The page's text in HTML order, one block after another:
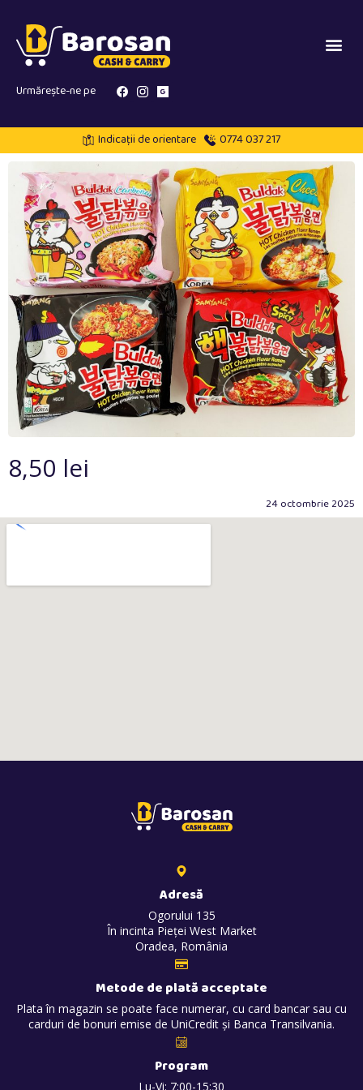
Urmărește-ne pe
Indicații de orientare 0774 037 217
8,50 lei
24 octombrie 2025
Adresă
Ogorului 135
În incinta Pieței West Market
Oradea, România
Metode de plată acceptate
Plata în magazin se poate face numerar, cu card bancar sau cu
carduri de bonuri emise de UniCredit și Banca Transilvania.
Program
Lu-Vi: 7:00-15:30